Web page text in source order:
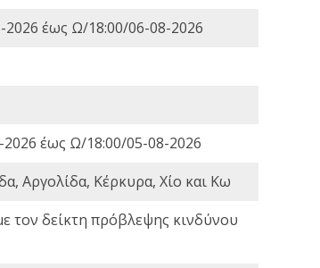
2026 έως Ω/18:00/06-08-2026
2026 έως Ω/18:00/05-08-2026
Αργολίδα, Κέρκυρα, Χίο και Κω
τον δείκτη πρόβλεψης κινδύνου